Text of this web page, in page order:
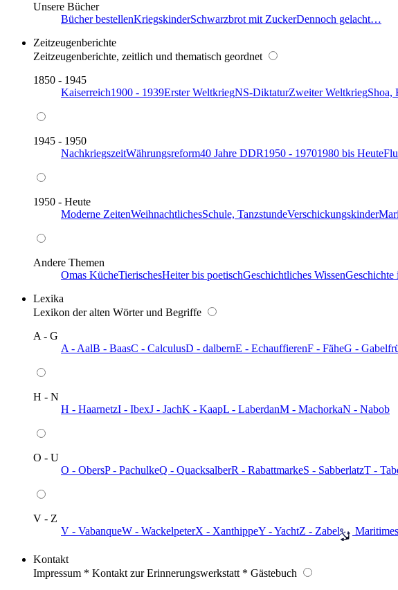
Unsere Bücher
Bücher bestellenKriegskinderSchwarzbrot mit ZuckerDennoch gelacht…
Zeitzeugenberichte
Zeitzeugenberichte, zeitlich und thematisch geordnet
1850 - 1945
Kaiserreich1900 - 1939Erster WeltkriegNS-DiktaturZweiter WeltkriegShoa,
1945 - 1950
NachkriegszeitWährungsreform40 Jahre DDR1950 - 19701980 bis Heute
1950 - Heute
Moderne ZeitenWeihnachtlichesSchule, TanzstundeVerschickungskinder
Andere Themen
Omas KücheTierischesHeiter bis poetischGeschichtliches WissenGeschichte
Lexika
Lexikon der alten Wörter und Begriffe
A - G
A - AalB - BaasC - CalculusD - dalbernE - EchauffierenF - FäheG -
H - N
H - HaarnetzI - IbexJ - JachK - KaapL - LaberdanM - MachorkaN - Nabob
O - U
O - ObersP - PachulkeQ - QuacksalberR - RabattmarkeS - SabberlatzT -
V - Z
V - VabanqueW - WackelpeterX - XanthippeY - YachtZ - Zabel
Kontakt
Impressum * Kontakt zur Erinnerungswerkstatt * Gästebuch